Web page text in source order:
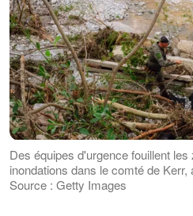
Des équipes d'urgence fouillent
inondations dans le comté de Kerr,
Source : Getty Images